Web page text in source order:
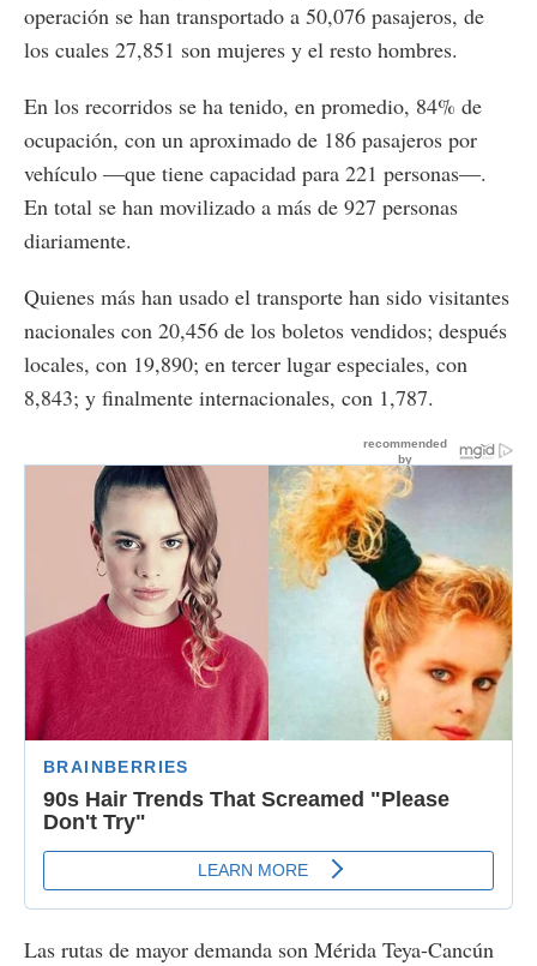
operación se han transportado a 50,076 pasajeros, de
los cuales 27,851 son mujeres y el resto hombres.
En los recorridos se ha tenido, en promedio, 84% de
ocupación, con un aproximado de 186 pasajeros por
vehículo —que tiene capacidad para 221 personas—.
En total se han movilizado a más de 927 personas
diariamente.
Quienes más han usado el transporte han sido visitantes
nacionales con 20,456 de los boletos vendidos; después
locales, con 19,890; en tercer lugar especiales, con
8,843; y finalmente internacionales, con 1,787.
Las rutas de mayor demanda son Mérida Teya-Cancún